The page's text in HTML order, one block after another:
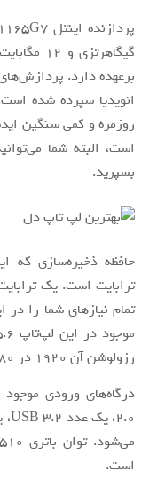
انویدیا سپرده شده
روزمره و کمی سنگین
است، البته شما
بسپرید.
تمام نیاز‌های شما را
رزولوشن آن 1920 در 1080 است.
است.